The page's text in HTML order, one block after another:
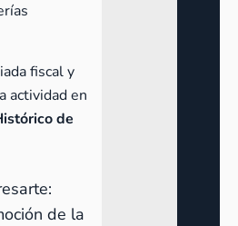
fiscal y
actividad en
de
de la